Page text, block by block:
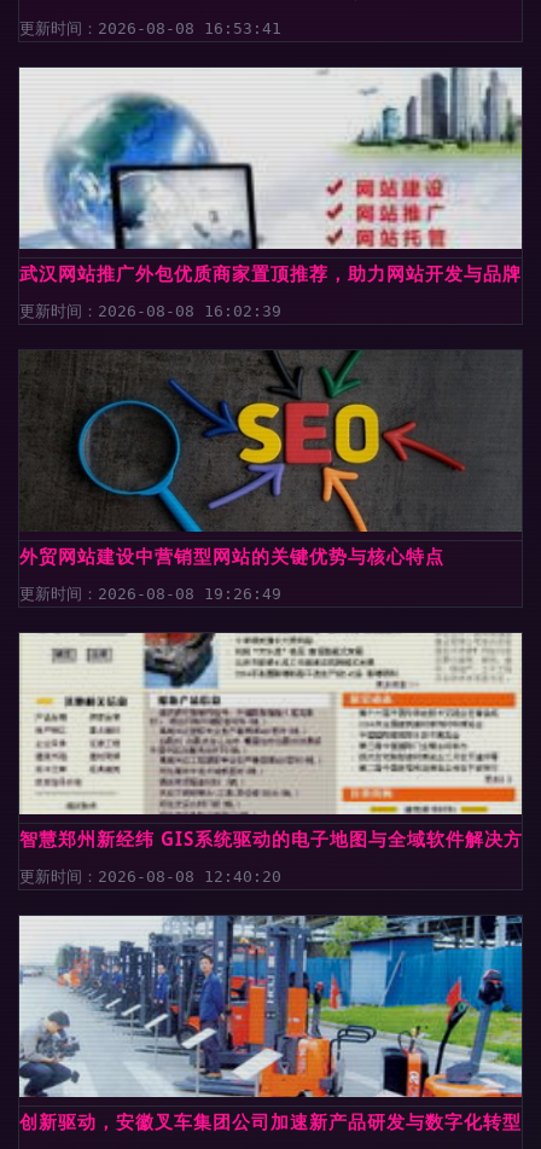
更新时间：2026-08-08 16:53:41
武汉网站推广外包优质商家置顶推荐，助力网站开发与品牌
更新时间：2026-08-08 16:02:39
外贸网站建设中营销型网站的关键优势与核心特点
更新时间：2026-08-08 19:26:49
智慧郑州新经纬 GIS系统驱动的电子地图与全域软件解决方案
更新时间：2026-08-08 12:40:20
创新驱动，安徽叉车集团公司加速新产品研发与数字化转型